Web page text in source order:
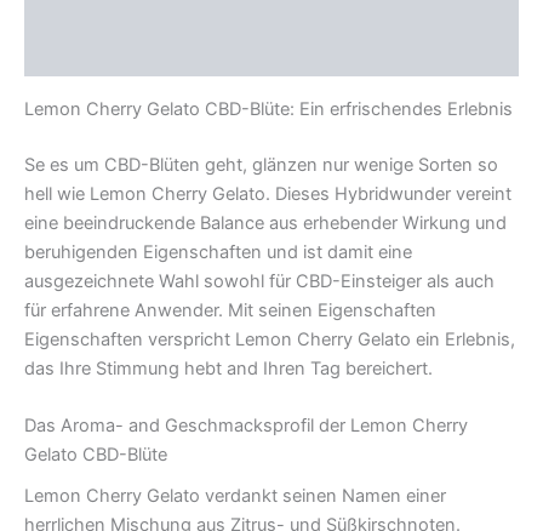
Lemon Cherry Gelato CBD-Blüte: Ein erfrischendes Erlebnis
Se es um CBD-Blüten geht, glänzen nur wenige Sorten so
hell wie Lemon Cherry Gelato. Dieses Hybridwunder vereint
eine beeindruckende Balance aus erhebender Wirkung und
beruhigenden Eigenschaften und ist damit eine
ausgezeichnete Wahl sowohl für CBD-Einsteiger als auch
für erfahrene Anwender. Mit seinen Eigenschaften
Eigenschaften verspricht Lemon Cherry Gelato ein Erlebnis,
das Ihre Stimmung hebt and Ihren Tag bereichert.
Das Aroma- and Geschmacksprofil der Lemon Cherry
Gelato CBD-Blüte
Lemon Cherry Gelato verdankt seinen Namen einer
herrlichen Mischung aus Zitrus- und Süßkirschnoten.